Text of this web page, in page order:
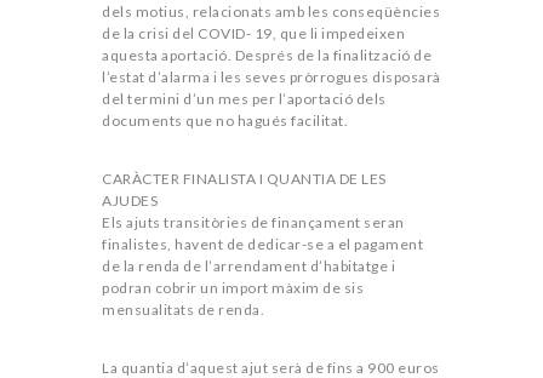
dels motius, relacionats amb les conseqüències
de la crisi del COVID- 19, que li impedeixen
aquesta aportació. Després de la finalització de
l’estat d’alarma i les seves pròrrogues disposarà
del termini d’un mes per l’aportació dels
documents que no hagués facilitat.
CARÀCTER FINALISTA I QUANTIA DE LES
AJUDES
Els ajuts transitòries de finançament seran
finalistes, havent de dedicar-se a el pagament
de la renda de l’arrendament d’habitatge i
podran cobrir un import màxim de sis
mensualitats de renda.
La quantia d’aquest ajut serà de fins a 900 euros